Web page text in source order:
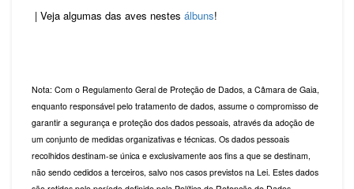
| Veja algumas das aves nestes álbuns!
Nota: Com o Regulamento Geral de Proteção de Dados, a Câmara de Gaia,
enquanto responsável pelo tratamento de dados, assume o compromisso de
garantir a segurança e proteção dos dados pessoais, através da adoção de
um conjunto de medidas organizativas e técnicas. Os dados pessoais
recolhidos destinam-se única e exclusivamente aos fins a que se destinam,
não sendo cedidos a terceiros, salvo nos casos previstos na Lei. Estes dados